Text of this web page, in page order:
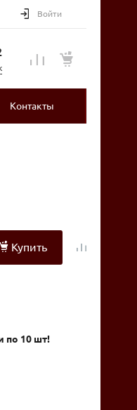
Войти
Контакты
Купить
по 10 шт!